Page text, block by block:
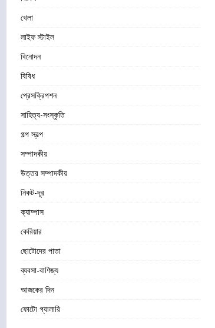
খেলা
লাইফ স্টাইল
বিনোদন
বিবিধ
প্রেসক্রিপশন
সাহিত্য-সংস্কৃতি
গল্প স্বল্প
সম্পাদকীয়
উত্তর সম্পাদকীয়
নিকট-দূর
ক্যাম্পাস
কেরিয়ার
ছোটোদের পাতা
ব্যবসা-বাণিজ্য
আজকের দিন
ফোটো গ্যালারি